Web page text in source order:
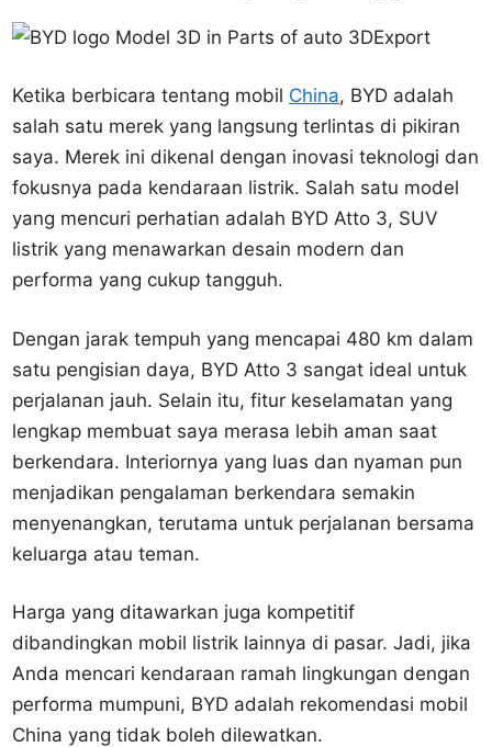
Ketika berbicara tentang mobil China, BYD adalah
salah satu merek yang langsung terlintas di pikiran
saya. Merek ini dikenal dengan inovasi teknologi dan
fokusnya pada kendaraan listrik. Salah satu model
yang mencuri perhatian adalah BYD Atto 3, SUV
listrik yang menawarkan desain modern dan
performa yang cukup tangguh.
Dengan jarak tempuh yang mencapai 480 km dalam
satu pengisian daya, BYD Atto 3 sangat ideal untuk
perjalanan jauh. Selain itu, fitur keselamatan yang
lengkap membuat saya merasa lebih aman saat
berkendara. Interiornya yang luas dan nyaman pun
menjadikan pengalaman berkendara semakin
menyenangkan, terutama untuk perjalanan bersama
keluarga atau teman.
Harga yang ditawarkan juga kompetitif
dibandingkan mobil listrik lainnya di pasar. Jadi, jika
Anda mencari kendaraan ramah lingkungan dengan
performa mumpuni, BYD adalah rekomendasi mobil
China yang tidak boleh dilewatkan.